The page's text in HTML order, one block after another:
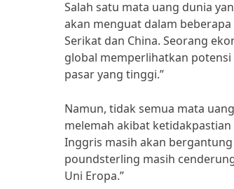
Salah satu mata uang dunia
akan menguat dalam
Serikat dan China. Seorang
global memperlihatkan
pasar yang tinggi.”
Namun, tidak semua mata
melemah akibat
Inggris masih akan
poundsterling masih
Uni Eropa.”